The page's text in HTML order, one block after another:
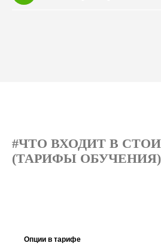
#ЧТО ВХОДИТ В
(ТАРИФЫ ОБУЧЕНИЯ)
Опции в тарифе